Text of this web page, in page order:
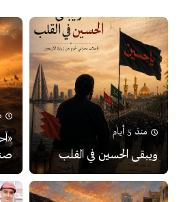
منذ 5 أيام
ويبقى الحسين في القلب